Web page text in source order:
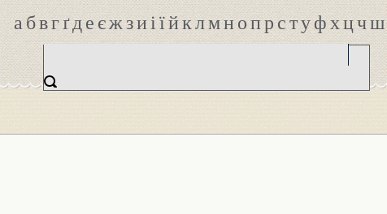
абвгґдеєжзиіїйклмнопрстуфхцчш